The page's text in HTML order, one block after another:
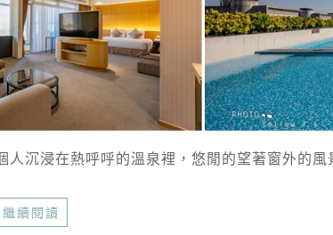
沉浸在熱呼呼的溫泉裡，悠閒的望著窗外的
繼續閱讀